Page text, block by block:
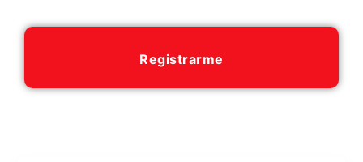
Registrarme